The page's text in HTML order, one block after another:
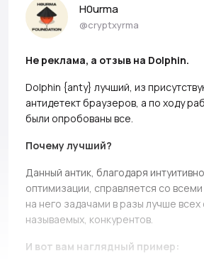
H0urma
@cryptxyrma
Не реклама, а отзыв на Dolphin.
Dolphin {anty} лучший, из
антидетект браузеров, а по ходу
были опробованы все.
Почему лучший?
Данный антик, благодаря
оптимизации, справляется со
на него задачами в разы лучше всех
называемых, конкурентов.
И вот вам наглядный пример: